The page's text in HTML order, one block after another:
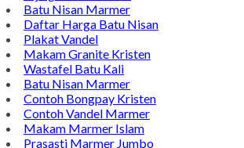
Tersedia
Hubungi Kami
Kijing Makam Islam
Batu Nisan Marmer
Daftar Harga Batu Nisan
Plakat Vandel
Makam Granite Kristen
Wastafel Batu Kali
Batu Nisan Marmer